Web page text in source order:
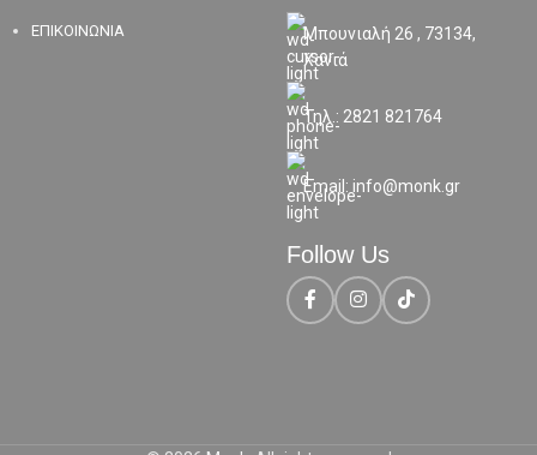
ΕΠΙΚΟΙΝΩΝΙΑ
Μπουνιαλή 26 , 73134,
Χανιά
Τηλ.: 2821 821764
Email: info@monk.gr
Follow Us